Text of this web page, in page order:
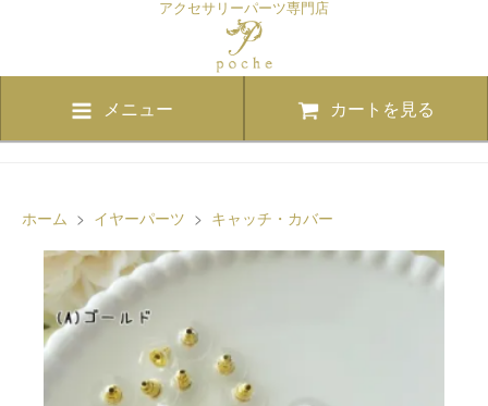
アクセサリーパーツ専門店
メニュー カートを見る
ホーム > イヤーパーツ > キャッチ・カバー